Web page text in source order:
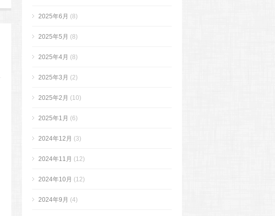
2025年6月 (8)
2025年5月 (8)
2025年4月 (8)
2025年3月 (2)
2025年2月 (10)
2025年1月 (6)
2024年12月 (3)
2024年11月 (12)
2024年10月 (12)
2024年9月 (4)